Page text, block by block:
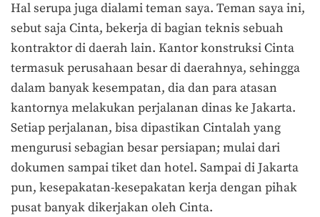
Hal serupa juga dialami teman saya. Teman saya ini,
sebut saja Cinta, bekerja di bagian teknis sebuah
kontraktor di daerah lain. Kantor konstruksi Cinta
termasuk perusahaan besar di daerahnya, sehingga
dalam banyak kesempatan, dia dan para atasan
kantornya melakukan perjalanan dinas ke Jakarta.
Setiap perjalanan, bisa dipastikan Cintalah yang
mengurusi sebagian besar persiapan; mulai dari
dokumen sampai tiket dan hotel. Sampai di Jakarta
pun, kesepakatan-kesepakatan kerja dengan pihak
pusat banyak dikerjakan oleh Cinta.